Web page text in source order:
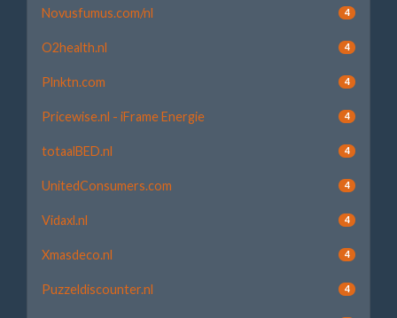
Novusfumus.com/nl 4
O2health.nl 4
Plnktn.com 4
Pricewise.nl - iFrame Energie 4
totaalBED.nl 4
UnitedConsumers.com 4
Vidaxl.nl 4
Xmasdeco.nl 4
Puzzeldiscounter.nl 4